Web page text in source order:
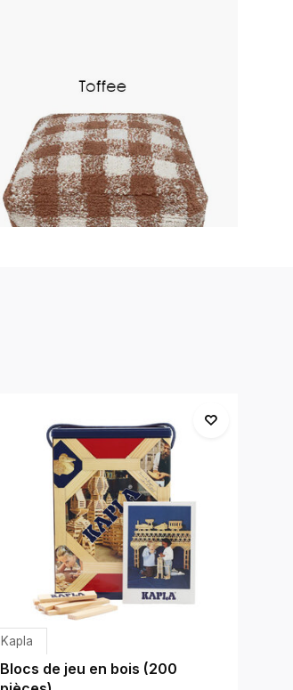
Kapla
Blocs de jeu en bois (200